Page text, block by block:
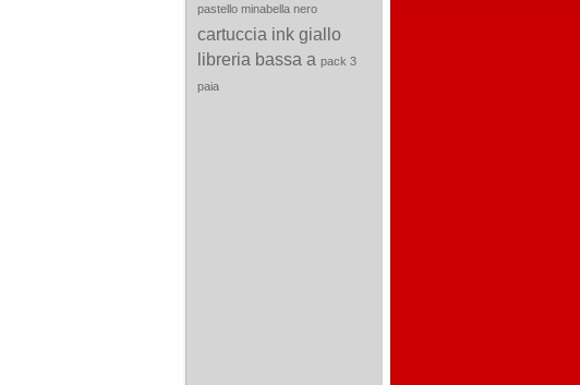
pastello minabella nero
cartuccia ink giallo
libreria bassa a pack 3
paia